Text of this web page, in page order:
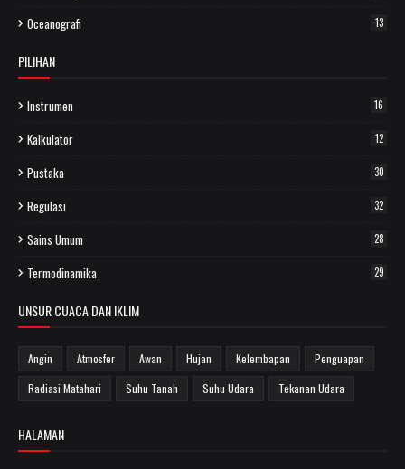
Oceanografi 13
PILIHAN
Instrumen 16
Kalkulator 12
Pustaka 30
Regulasi 32
Sains Umum 28
Termodinamika 29
UNSUR CUACA DAN IKLIM
Angin Atmosfer Awan Hujan Kelembapan
Penguapan
Radiasi Matahari
Suhu Tanah Suhu Udara Tekanan Udara
HALAMAN